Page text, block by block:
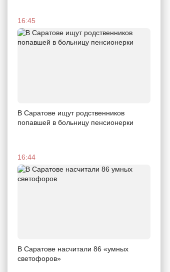
16:45
В Саратове ищут родственников
попавшей в больницу пенсионерки
16:44
В Саратове насчитали 86 «умных
светофоров»